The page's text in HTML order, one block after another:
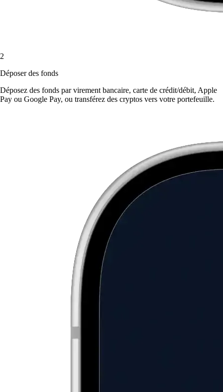
2
Déposer des fonds
Déposez des fonds par virement bancaire, carte de crédit/débit, Apple
Pay ou Google Pay, ou transférez des cryptos vers votre portefeuille.